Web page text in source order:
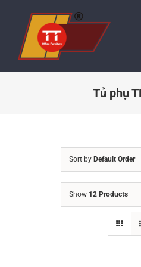
content
Tủ phụ
Sort by Default Order
Show 12 Products